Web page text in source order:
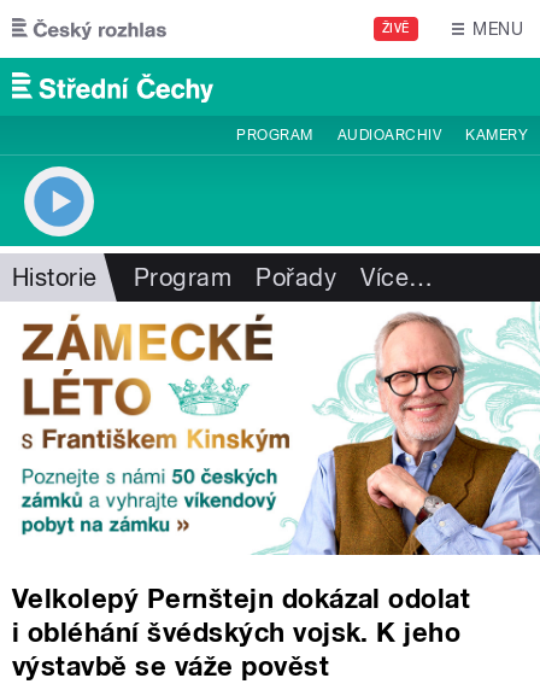
Přejít k hlavnímu obsahu
ŽIVĚ MENU
PROGRAM AUDIOARCHIV KAMERY
Historie Program Pořady Více…
Velkolepý Pernštejn dokázal odolat
i obléhání švédských vojsk. K jeho
výstavbě se váže pověst